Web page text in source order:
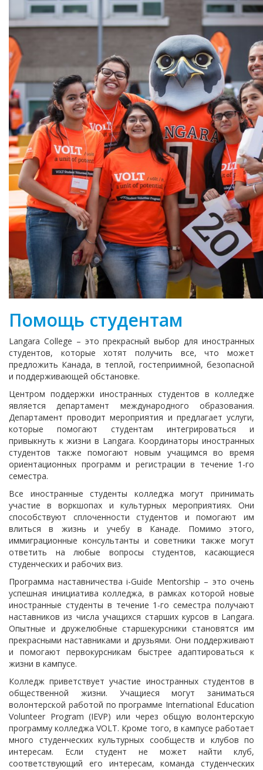
Помощь студентам
Langara College – это прекрасный выбор для иностранных
студентов, которые хотят получить все, что может
предложить Канада, в теплой, гостеприимной, безопасной
и поддерживающей обстановке.
Центром поддержки иностранных студентов в колледже
является департамент международного образования.
Департамент проводит мероприятия и предлагает услуги,
которые помогают студентам интегрироваться и
привыкнуть к жизни в Langara. Координаторы иностранных
студентов также помогают новым учащимся во время
ориентационных программ и регистрации в течение 1-го
семестра.
Все иностранные студенты колледжа могут принимать
участие в воркшопах и культурных мероприятиях. Они
способствуют сплоченности студентов и помогают им
влиться в жизнь и учебу в Канаде. Помимо этого,
иммиграционные консультанты и советники также могут
ответить на любые вопросы студентов, касающиеся
студенческих и рабочих виз.
Программа наставничества i-Guide Mentorship – это очень
успешная инициатива колледжа, в рамках которой новые
иностранные студенты в течение 1-го семестра получают
наставников из числа учащихся старших курсов в Langara.
Опытные и дружелюбные старшекурсники становятся им
прекрасными наставниками и друзьями. Они поддерживают
и помогают первокурсникам быстрее адаптироваться к
жизни в кампусе.
Колледж приветствует участие иностранных студентов в
общественной жизни. Учащиеся могут заниматься
волонтерской работой по программе International Education
Volunteer Program (IEVP) или через общую волонтерскую
программу колледжа VOLT. Кроме того, в кампусе работает
много студенческих культурных сообществ и клубов по
интересам. Если студент не может найти клуб,
соответствующий его интересам, команда студенческих